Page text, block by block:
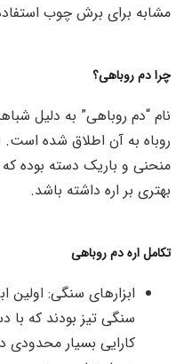
مشابه برای برش چوب
چرا دم روباهی؟
نام “دم روباهی” به دلیل
روباه به آن اطلاق شده
منحنی و باریک دسته بوده
بهتری بر اره داشته باشد.
تکامل اره دم روباهی
ابزارهای سنگی:
سنگی تیز بودند که با
کارایی بسیار